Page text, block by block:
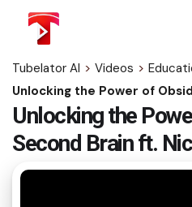
content
Tubelator AI > Videos >
Unlocking the
Second Brain ft.